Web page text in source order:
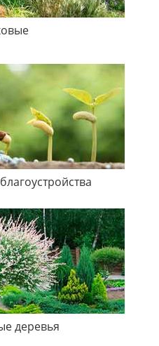
деревья